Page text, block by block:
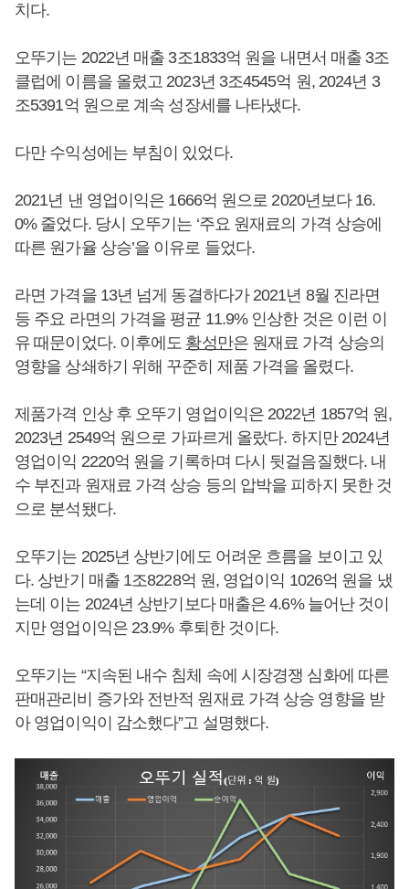
치다.
오뚜기는 2022년 매출 3조1833억 원을 내면서 매출 3조
클럽에 이름을 올렸고 2023년 3조4545억 원, 2024년 3
조5391억 원으로 계속 성장세를 나타냈다.
다만 수익성에는 부침이 있었다.
2021년 낸 영업이익은 1666억 원으로 2020년보다 16.
0% 줄었다. 당시 오뚜기는 ‘주요 원재료의 가격 상승에
따른 원가율 상승’을 이유로 들었다.
라면 가격을 13년 넘게 동결하다가 2021년 8월 진라면
등 주요 라면의 가격을 평균 11.9% 인상한 것은 이런 이
유 때문이었다. 이후에도 황성만은 원재료 가격 상승의
영향을 상쇄하기 위해 꾸준히 제품 가격을 올렸다.
제품가격 인상 후 오뚜기 영업이익은 2022년 1857억 원,
2023년 2549억 원으로 가파르게 올랐다. 하지만 2024년
영업이익 2220억 원을 기록하며 다시 뒷걸음질했다. 내
수 부진과 원재료 가격 상승 등의 압박을 피하지 못한 것
으로 분석됐다.
오뚜기는 2025년 상반기에도 어려운 흐름을 보이고 있
다. 상반기 매출 1조8228억 원, 영업이익 1026억 원을 냈
는데 이는 2024년 상반기보다 매출은 4.6% 늘어난 것이
지만 영업이익은 23.9% 후퇴한 것이다.
오뚜기는 “지속된 내수 침체 속에 시장경쟁 심화에 따른
판매관리비 증가와 전반적 원재료 가격 상승 영향을 받
아 영업이익이 감소했다”고 설명했다.